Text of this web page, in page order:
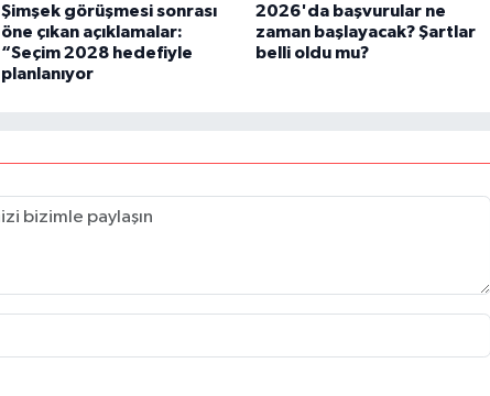
Şimşek görüşmesi sonrası
öne çıkan açıklamalar:
“Seçim 2028 hedefiyle
planlanıyor
2026'da başvurular ne
zaman başlayacak? Şartlar
belli oldu mu?